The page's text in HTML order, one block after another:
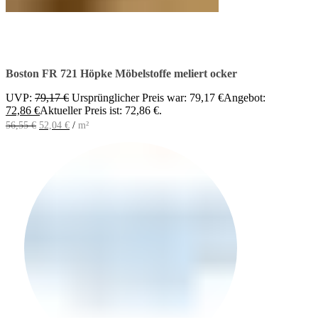
Boston FR 721 Höpke Möbelstoffe meliert ocker
UVP: 79,17€ Ursprünglicher Preis war: 79,17 €Angebot:
72,86 €Aktueller Preis ist: 72,86 €.
56,55€ 52,04 € / m²